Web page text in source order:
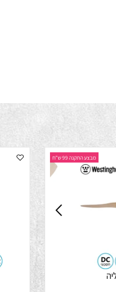
מבצע התקנה 99 ש"ח